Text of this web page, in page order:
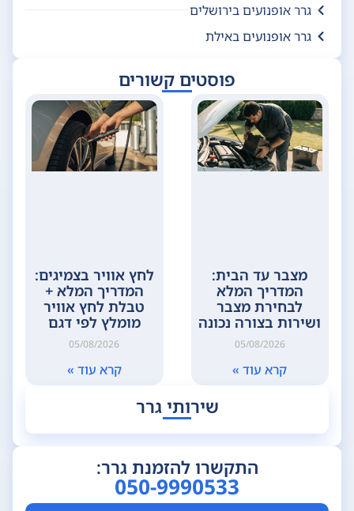
גרר אופנועים בירושלים
גרר אופנועים באילת
פוסטים קשורים
מצבר עד הבית:
המדריך המלא
לבחירת מצבר
ושירות בצורה נכונה
05/08/2026
קרא עוד »
לחץ אוויר בצמיגים:
המדריך המלא +
טבלת לחץ אוויר
מומלץ לפי דגם
05/08/2026
קרא עוד »
שירותי גרר
התקשרו להזמנת גרר:
050-9990533